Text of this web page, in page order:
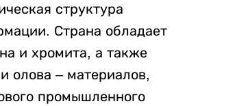
структура
Страна обладает
и хромита, а также
олова – материалов,
промышленного